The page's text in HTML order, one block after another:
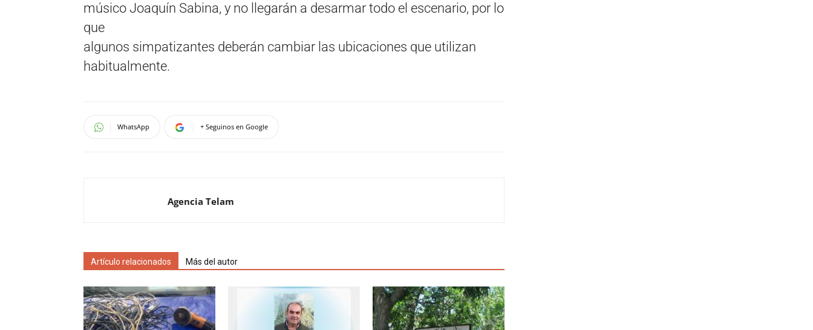
músico Joaquín Sabina, y no llegarán a desarmar todo el escenario, por lo
que
algunos simpatizantes deberán cambiar las ubicaciones que utilizan
habitualmente.
WhatsApp + Seguinos en Google
Agencia Telam
Artículo relacionados Más del autor